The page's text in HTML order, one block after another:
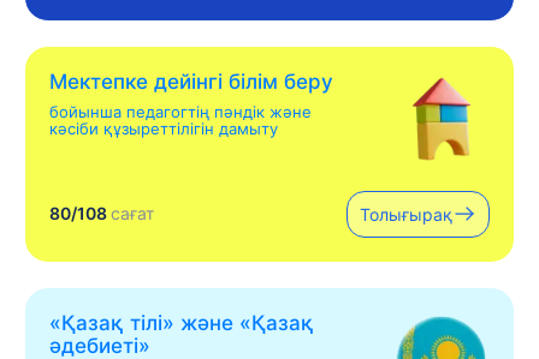
Мектепке дейінгі білім беру
бойынша педагогтің пәндік және
кәсіби құзыреттілігін дамыту
80/108сағат Толығырақ
«Қазақ тілі» жəне «Қазақ
əдебиеті»